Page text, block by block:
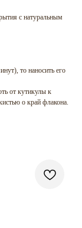
с натуральным
то наносить его
от кутикулы к
о край флакона.